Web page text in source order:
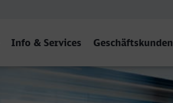
Info & Services Geschäftskunden